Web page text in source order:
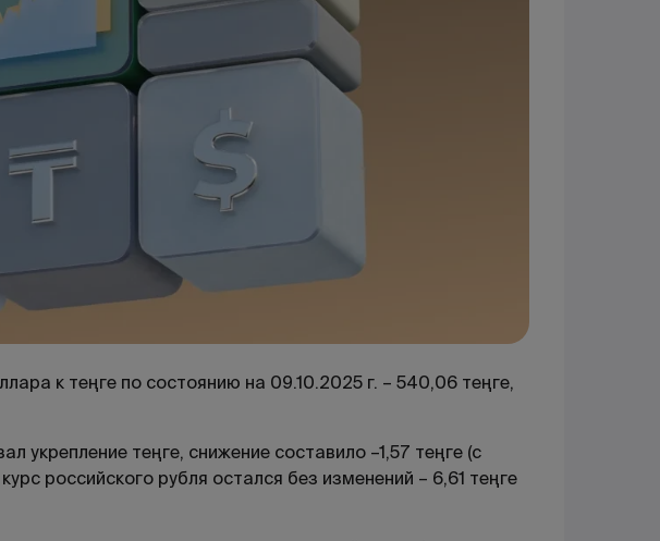
к теңге по состоянию на 09.10.2025 г. – 540,06 теңге,
укрепление теңге, снижение составило –1,57 теңге (с
российского рубля остался без изменений – 6,61 теңге